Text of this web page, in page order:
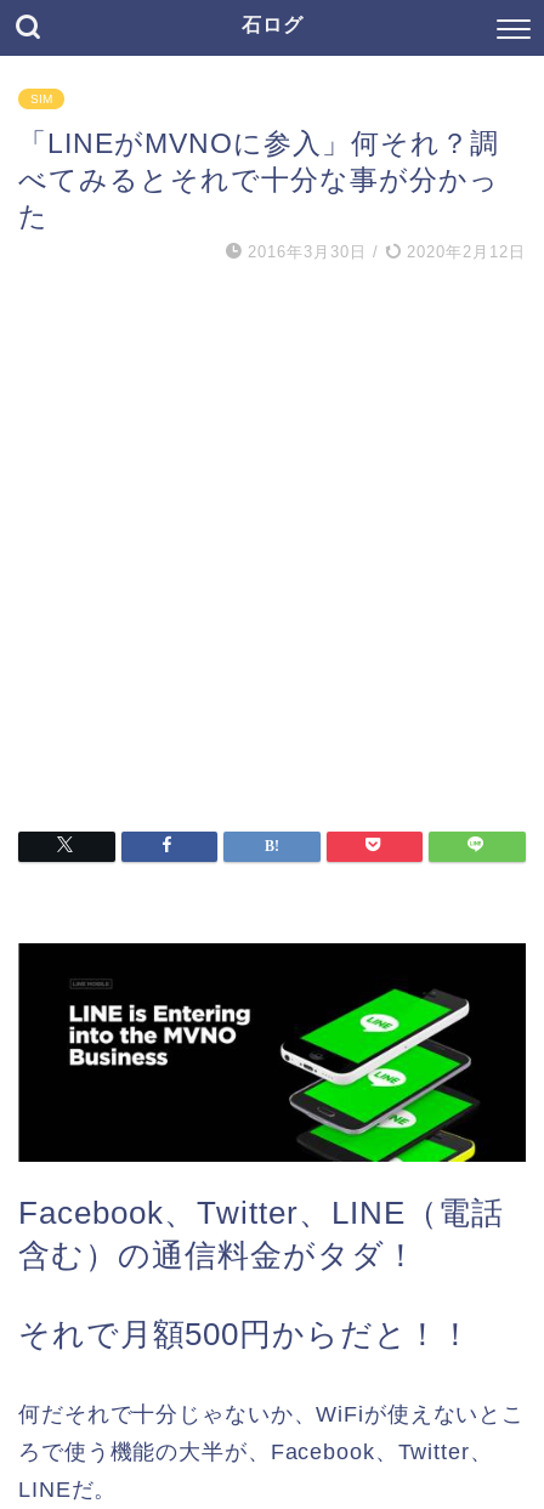
石ログ
SIM
「LINEがMVNOに参入」何それ？調
べてみるとそれで十分な事が分かっ
た
2016年3月30日 / 2020年2月12日
Facebook、Twitter、LINE（電話
含む）の通信料金がタダ！
それで月額500円からだと！！
何だそれで十分じゃないか、WiFiが使えないとこ
ろで使う機能の大半が、Facebook、Twitter、
LINEだ。